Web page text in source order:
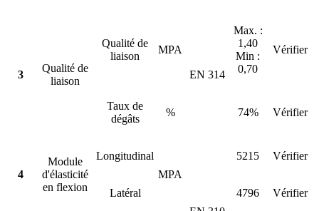
3
Qualité de
liaison
Qualité de
liaison
MPA
EN 314
Max. :
1,40
Min :
0,70
Vérifier
Taux de
dégâts
% 74% Vérifier
4
Module
d'élasticité
en flexion
Longitudinal
MPA
5215 Vérifier
Latéral 4796 Vérifier